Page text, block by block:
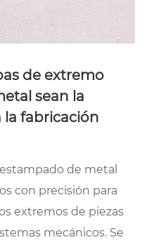
de extremo
sean la
fabricación
de metal
con precisión para
extremos de piezas
mecánicos. Se